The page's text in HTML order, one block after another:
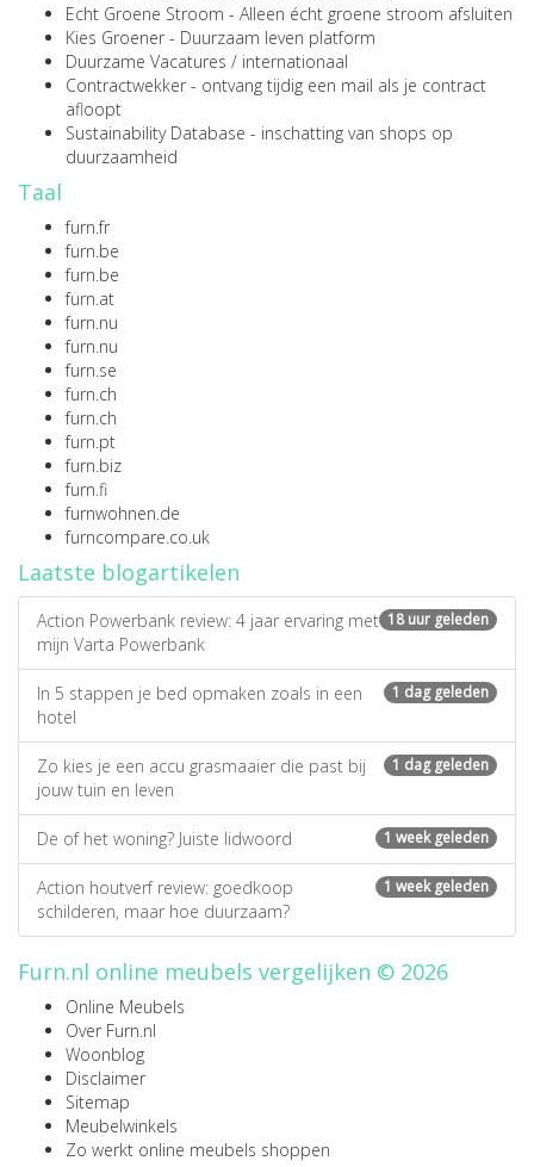
Echt Groene Stroom - Alleen écht groene stroom afsluiten
Kies Groener - Duurzaam leven platform
Duurzame Vacatures / internationaal
Contractwekker - ontvang tijdig een mail als je contract
afloopt
Sustainability Database - inschatting van shops op
duurzaamheid
Taal
furn.fr
furn.be
furn.be
furn.at
furn.nu
furn.nu
furn.se
furn.ch
furn.ch
furn.pt
furn.biz
furn.fi
furnwohnen.de
furncompare.co.uk
Laatste blogartikelen
18 uur geleden
Action Powerbank review: 4 jaar ervaring met
mijn Varta Powerbank
1 dag geleden
In 5 stappen je bed opmaken zoals in een
hotel
1 dag geleden
Zo kies je een accu grasmaaier die past bij
jouw tuin en leven
1 week geleden
De of het woning? Juiste lidwoord
1 week geleden
Action houtverf review: goedkoop
schilderen, maar hoe duurzaam?
Furn.nl online meubels vergelijken © 2026
Online Meubels
Over Furn.nl
Woonblog
Disclaimer
Sitemap
Meubelwinkels
Zo werkt online meubels shoppen